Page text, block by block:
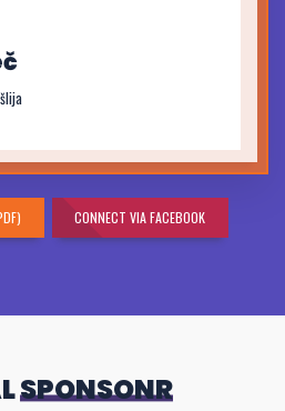
CONNECT VIA FACEBOOK
SPONSONR